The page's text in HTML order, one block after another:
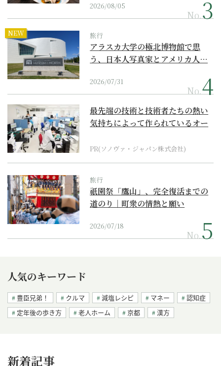
2026/08/05
No.
NEW 旅行
アラスカ大学の極北博物館で思
う、日本人写真家とアメリカ人…
2026/07/31
No.
最先端の技術と技術者たちの熱い
気持ちによって作られているオー
PR(ソノヴァ・ジャパン株式会社)
旅行
祇園祭「鷹山」、完全復活までの
道のり｜町衆の情熱と願い
2026/07/18
No.
人気のキーワード
豊臣兄弟！ クルマ 減塩レシピ マネー
認知症
定年後の歩き方
老人ホーム 京都 漢方
新着記事